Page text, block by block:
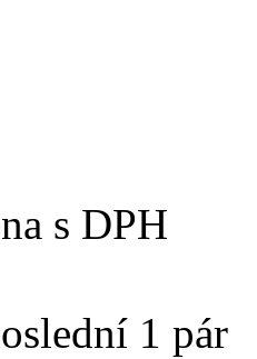
s DPH
1 pár